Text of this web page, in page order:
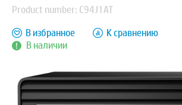
Product number: C94J1AT
В наличии
В избранное К сравнению